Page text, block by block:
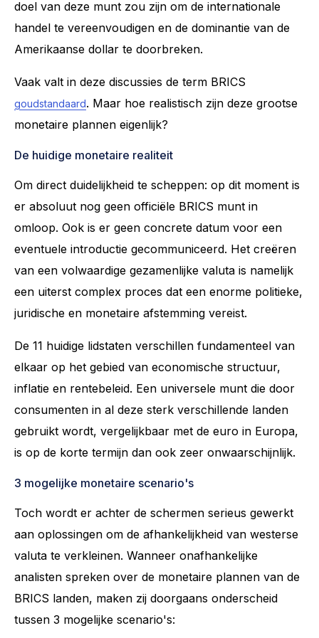
doel van deze munt zou zijn om de internationale
handel te vereenvoudigen en de dominantie van de
Amerikaanse dollar te doorbreken.
Vaak valt in deze discussies de term BRICS
goudstandaard. Maar hoe realistisch zijn deze grootse
monetaire plannen eigenlijk?
De huidige monetaire realiteit
Om direct duidelijkheid te scheppen: op dit moment is
er absoluut nog geen officiële BRICS munt in
omloop. Ook is er geen concrete datum voor een
eventuele introductie gecommuniceerd. Het creëren
van een volwaardige gezamenlijke valuta is namelijk
een uiterst complex proces dat een enorme politieke,
juridische en monetaire afstemming vereist.
De 11 huidige lidstaten verschillen fundamenteel van
elkaar op het gebied van economische structuur,
inflatie en rentebeleid. Een universele munt die door
consumenten in al deze sterk verschillende landen
gebruikt wordt, vergelijkbaar met de euro in Europa,
is op de korte termijn dan ook zeer onwaarschijnlijk.
3 mogelijke monetaire scenario's
Toch wordt er achter de schermen serieus gewerkt
aan oplossingen om de afhankelijkheid van westerse
valuta te verkleinen. Wanneer onafhankelijke
analisten spreken over de monetaire plannen van de
BRICS landen, maken zij doorgaans onderscheid
tussen 3 mogelijke scenario's: